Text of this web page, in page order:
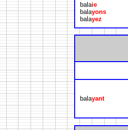
balaie
balayons
balayez
balayant